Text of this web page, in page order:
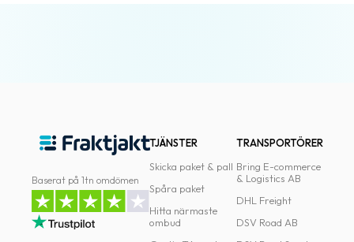
Baserat på 1tn omdömen
TJÄNSTER
Skicka paket & pall
Spåra paket
Hitta närmaste
ombud
TRANSPORTÖRER
Bring E-commerce
& Logistics AB
DHL Freight
DSV Road AB